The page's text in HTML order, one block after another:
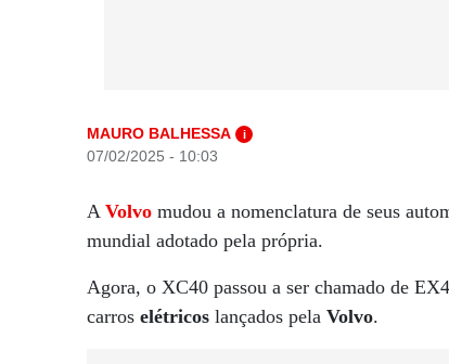
MAURO BALHESSA i
07/02/2025 - 10:03
A Volvo mudou a nomenclatura de seus
mundial adotado pela própria.
Agora, o XC40 passou a ser chamado de
carros elétricos lançados pela Volvo.